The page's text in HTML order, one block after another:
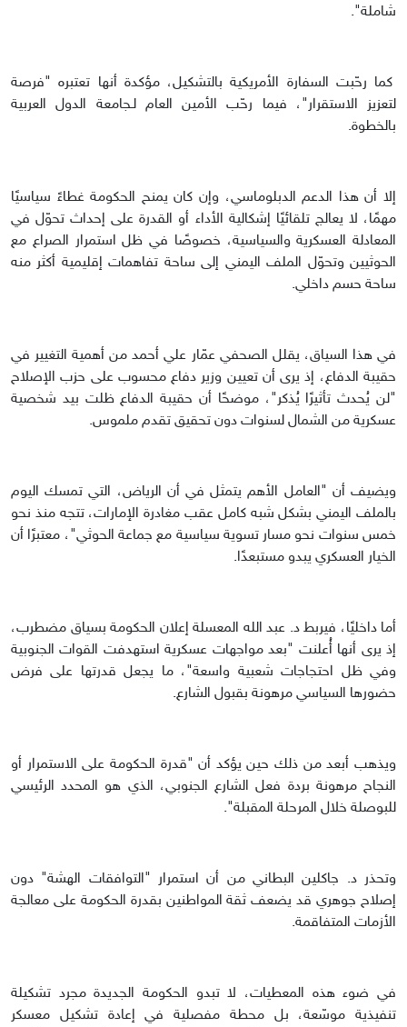
شاملة".
كما رحّبت السفارة الأمريكية بالتشكيل، مؤكدة أنها تعتبره "فرصة
لتعزيز الاستقرار"، فيما رحّب الأمين العام لـجامعة الدول العربية
بالخطوة.
إلا أن هذا الدعم الدبلوماسي، وإن كان يمنح الحكومة غطاءً سياسيًا
مهمًا، لا يعالج تلقائيًا إشكالية الأداء أو القدرة على إحداث تحوّل في
المعادلة العسكرية والسياسية، خصوصًا في ظل استمرار الصراع مع
الحوثيين وتحوّل الملف اليمني إلى ساحة تفاهمات إقليمية أكثر منه
ساحة حسم داخلي.
في هذا السياق، يقلل الصحفي عمّار علي أحمد من أهمية التغيير في
حقيبة الدفاع، إذ يرى أن تعيين وزير دفاع محسوب على حزب الإصلاح
"لن يُحدث تأثيرًا يُذكر"، موضحًا أن حقيبة الدفاع ظلت بيد شخصية
عسكرية من الشمال لسنوات دون تحقيق تقدم ملموس.
ويضيف أن "العامل الأهم يتمثل في أن الرياض، التي تمسك اليوم
بالملف اليمني بشكل شبه كامل عقب مغادرة الإمارات، تتجه منذ نحو
خمس سنوات نحو مسار تسوية سياسية مع جماعة الحوثي"، معتبرًا أن
الخيار العسكري يبدو مستبعدًا.
أما داخليًا، فيربط د. عبد الله المعسلة إعلان الحكومة بسياق مضطرب،
إذ يرى أنها أُعلنت "بعد مواجهات عسكرية استهدفت القوات الجنوبية
وفي ظل احتجاجات شعبية واسعة"، ما يجعل قدرتها على فرض
حضورها السياسي مرهونة بقبول الشارع.
ويذهب أبعد من ذلك حين يؤكد أن "قدرة الحكومة على الاستمرار أو
النجاح مرهونة بردة فعل الشارع الجنوبي، الذي هو المحدد الرئيسي
للبوصلة خلال المرحلة المقبلة".
وتحذر د. جاكلين البطاني من أن استمرار "التوافقات الهشة" دون
إصلاح جوهري قد يضعف ثقة المواطنين بقدرة الحكومة على معالجة
الأزمات المتفاقمة.
في ضوء هذه المعطيات، لا تبدو الحكومة الجديدة مجرد تشكيلة
تنفيذية موسّعة، بل محطة مفصلية في إعادة تشكيل معسكر